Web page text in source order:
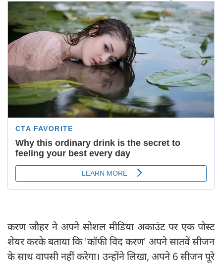
करण जौहर ने अपने सोशल मीडिया अकाउंट पर एक पोस्ट
शेयर करके बताया कि 'कॉफी विद करण' अपने सातवें सीजन
के साथ वापसी नहीं करेगा। उन्होंने लिखा, अपने 6 सीजन पूरे